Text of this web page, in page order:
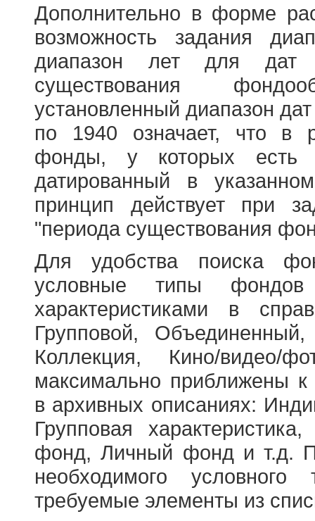
Дополнительно в форме
возможность задания
диапазон лет для
существования
установленный диапазон
по 1940 означает, что в
фонды, у которых есть
датированный в
принцип действует при
"периода существования
Для удобства поиска
условные типы
характеристиками в
Групповой,
Коллекция, Кино/
максимально приближены
в архивных описаниях:
Групповая
фонд, Личный фонд и т.д.
необходимого
требуемые элементы из